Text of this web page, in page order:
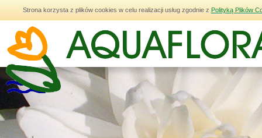
Strona korzysta z plików cookies w celu realizacji usług zgodnie z Polityką Plików